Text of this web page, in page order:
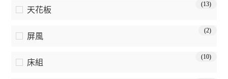
天花板
(13)
屏風
(2)
床組
(10)